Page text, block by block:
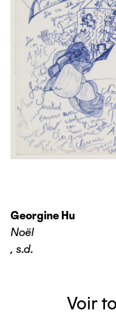
Georgine Hu
Noël
, s.d.
Voir